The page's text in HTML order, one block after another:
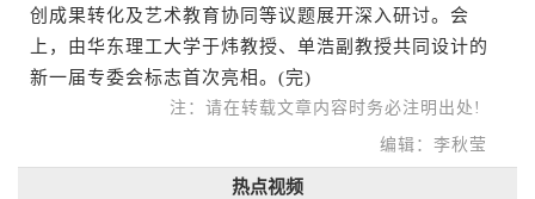
创成果转化及艺术教育协同等议题展开深入研讨。会
上，由华东理工大学于炜教授、单浩副教授共同设计的
新一届专委会标志首次亮相。(完)
注：请在转载文章内容时务必注明出处!
编辑：李秋莹
热点视频